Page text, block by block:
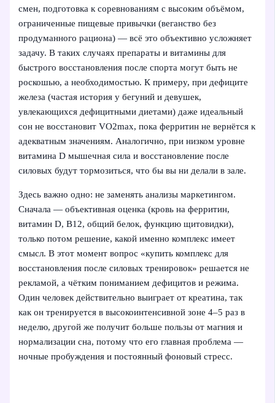
смен, подготовка к соревнованиям с высоким объёмом,
ограниченные пищевые привычки (веганство без
продуманного рациона) — всё это объективно усложняет
задачу. В таких случаях препараты и витамины для
быстрого восстановления после спорта могут быть не
роскошью, а необходимостью. К примеру, при дефиците
железа (частая история у бегуний и девушек,
увлекающихся дефицитными диетами) даже идеальный
сон не восстановит VO2max, пока ферритин не вернётся к
адекватным значениям. Аналогично, при низком уровне
витамина D мышечная сила и восстановление после
силовых будут тормозиться, что бы вы ни делали в зале.
Здесь важно одно: не заменять анализы маркетингом.
Сначала — объективная оценка (кровь на ферритин,
витамин D, В12, общий белок, функцию щитовидки),
только потом решение, какой именно комплекс имеет
смысл. В этот момент вопрос «купить комплекс для
восстановления после силовых тренировок» решается не
рекламой, а чётким пониманием дефицитов и режима.
Один человек действительно выиграет от креатина, так
как он тренируется в высокоинтенсивной зоне 4–5 раз в
неделю, другой же получит больше пользы от магния и
нормализации сна, потому что его главная проблема —
ночные пробуждения и постоянный фоновый стресс.